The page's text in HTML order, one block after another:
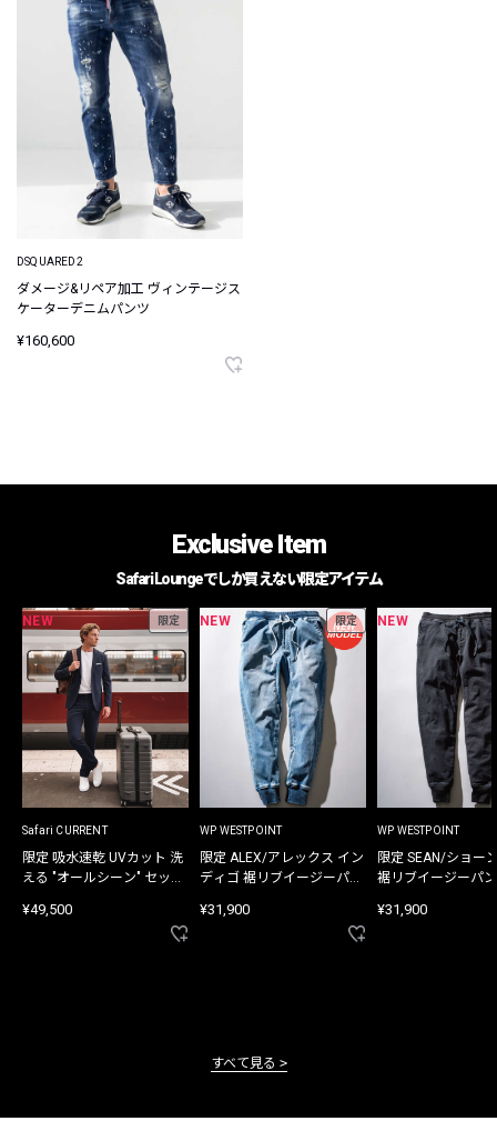
DSQUARED2
ダメージ&リペア加工 ヴィンテージス
ケーターデニムパンツ
¥160,600
Exclusive Item
Safari Loungeでしか買えない限定アイテム
NEW 限定
Safari CURRENT
限定 吸水速乾 UVカット 洗
える "オールシーン" セット
¥49,500
NEW 限定
WP WESTPOINT
限定 ALEX/アレックス イン
ディゴ 裾リブイージーパン
¥31,900
NEW
WP WESTPOINT
限定 SEAN/ショー
裾リブイージーパ
¥31,900
すべて見る